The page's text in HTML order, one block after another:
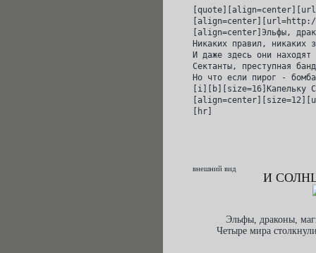
[align=center]Эльфы,
Никаких правил, никаких
И даже здесь они
Сектанты, преступная
Но что если пирог -
[hr]
внешний вид
И
Эльфы, драконы,
Четыре мира